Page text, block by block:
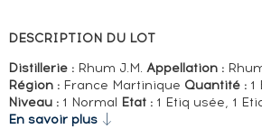
DESCRIPTION DU LOT
Distillerie :Rhum J.M. Appellation :
Région : France Martinique Quantité :1
Niveau :1 Normal Etat :1 Etiq usée, 1
En savoir plus